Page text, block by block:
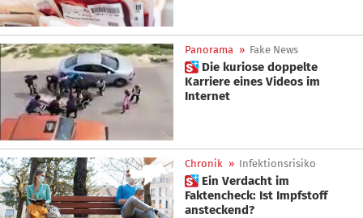
Panorama » Fake News
 Die kuriose doppelte
Karriere eines Videos im
Internet
Chronik » Infektionsrisiko
 Ein Verdacht im
Faktencheck: Ist Impfstoff
ansteckend?